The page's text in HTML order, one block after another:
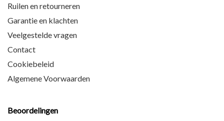
Ruilen en retourneren
Garantie en klachten
Veelgestelde vragen
Contact
Cookiebeleid
Algemene Voorwaarden
Beoordelingen